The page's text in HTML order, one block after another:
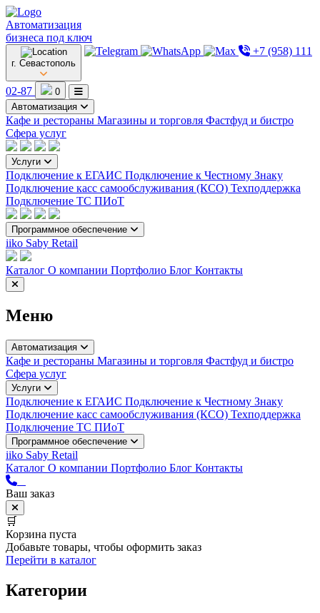
Автоматизация
бизнеса под ключ
г. Севастополь
+7 (958) 111
02-87
0
Автоматизация
Кафе и рестораны Магазины и торговля Фастфуд и бистро
Сфера услуг
Услуги
Подключение к ЕГАИС Подключение к Честному Знаку
Подключение касс самообслуживания (КСО) Техподдержка
Подключение ТС ПИоТ
Программное обеспечение
iiko Saby Retail
Каталог О компании Портфолио Блог Контакты
Меню
Автоматизация
Кафе и рестораны Магазины и торговля Фастфуд и бистро
Сфера услуг
Услуги
Подключение к ЕГАИС Подключение к Честному Знаку
Подключение касс самообслуживания (КСО) Техподдержка
Подключение ТС ПИоТ
Программное обеспечение
iiko Saby Retail
Каталог О компании Портфолио Блог Контакты
Ваш заказ
🛒
Корзина пуста
Добавьте товары, чтобы оформить заказ
Перейти в каталог
Категории